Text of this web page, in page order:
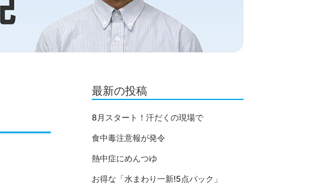
最新の投稿
8月スタート！汗だくの現場で
食中毒注意報が発令
熱中症にめんつゆ
お得な「水まわり一新!5点パック」